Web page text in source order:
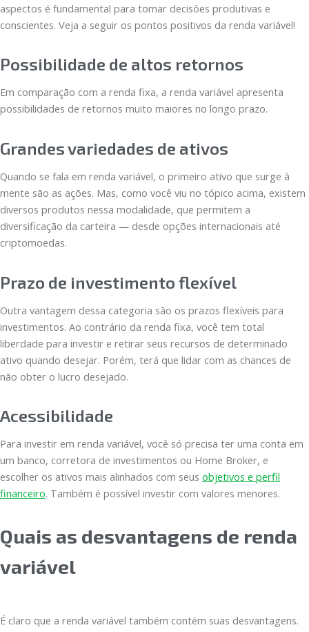
aspectos é fundamental para tomar decisões produtivas e
conscientes. Veja a seguir os pontos positivos da renda variável!
Possibilidade de altos retornos
Em comparação com a renda fixa, a renda variável apresenta
possibilidades de retornos muito maiores no longo prazo.
Grandes variedades de ativos
Quando se fala em renda variável, o primeiro ativo que surge à
mente são as ações. Mas, como você viu no tópico acima, existem
diversos produtos nessa modalidade, que permitem a
diversificação da carteira — desde opções internacionais até
criptomoedas.
Prazo de investimento flexível
Outra vantagem dessa categoria são os prazos flexíveis para
investimentos. Ao contrário da renda fixa, você tem total
liberdade para investir e retirar seus recursos de determinado
ativo quando desejar. Porém, terá que lidar com as chances de
não obter o lucro desejado.
Acessibilidade
Para investir em renda variável, você só precisa ter uma conta em
um banco, corretora de investimentos ou Home Broker, e
escolher os ativos mais alinhados com seus objetivos e perfil
financeiro. Também é possível investir com valores menores.
Quais as desvantagens de renda
variável
É claro que a renda variável também contém suas desvantagens.